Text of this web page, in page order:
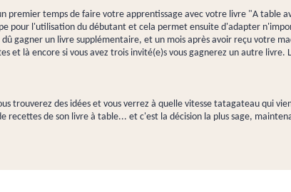
premier temps de faire votre apprentissage avec votre livre "A table
pour l'utilisation du débutant et cela permet ensuite d'adapter
gagner un livre supplémentaire, et un mois après avoir reçu votre
et là encore si vous avez trois invité(e)s vous gagnerez un autre livre.
trouverez des idées et vous verrez à quelle vitesse tatagateau qui
de son livre à table... et c'est la décision la plus sage,